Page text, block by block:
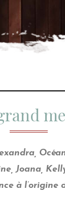
Joana,
à l’origine